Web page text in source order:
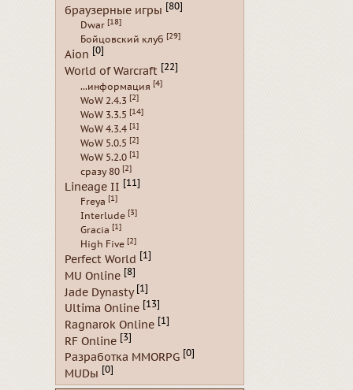
браузерные игры [80]
Dwar [18]
Бойцовский клуб [29]
Aion [0]
World of Warcraft [22]
...информация [4]
WoW 2.4.3 [2]
WoW 3.3.5 [14]
WoW 4.3.4 [1]
WoW 5.0.5 [2]
WoW 5.2.0 [1]
сразу 80 [2]
Lineage II [11]
Freya [1]
Interlude [3]
Gracia [1]
High Five [2]
Perfect World [1]
MU Online [8]
Jade Dynasty [1]
Ultima Online [13]
Ragnarok Online [1]
RF Online [3]
Разработка MMORPG [0]
MUDы [0]